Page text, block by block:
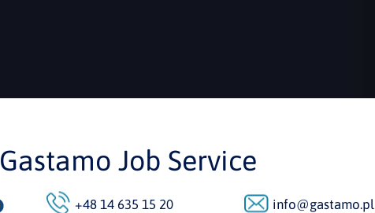
Gastamo Job Service
+48 14 635 15 20 info@gastamo.pl